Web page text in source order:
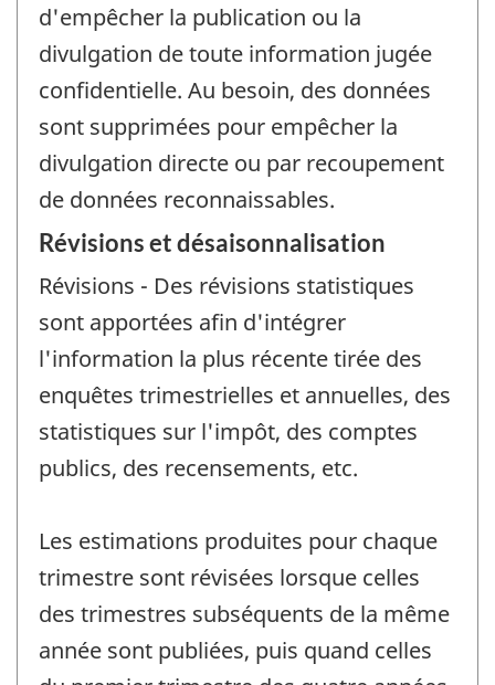
d'empêcher la publication ou la
divulgation de toute information jugée
confidentielle. Au besoin, des données
sont supprimées pour empêcher la
divulgation directe ou par recoupement
de données reconnaissables.
Révisions et désaisonnalisation
Révisions - Des révisions statistiques
sont apportées afin d'intégrer
l'information la plus récente tirée des
enquêtes trimestrielles et annuelles, des
statistiques sur l'impôt, des comptes
publics, des recensements, etc.
Les estimations produites pour chaque
trimestre sont révisées lorsque celles
des trimestres subséquents de la même
année sont publiées, puis quand celles